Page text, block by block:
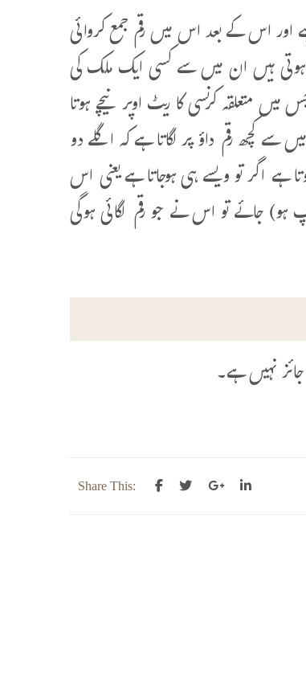
اس کے بعد اس میں رقم جمع کروائی
ہیں ان میں سے کسی ایک ملک کی
متعلقہ کرنسی کا ریٹ اوپر نیچے ہوتا
سے کچھ رقم داؤ پر لگاتا ہے کہ اگلے دو
ہے اگر تو ویسے ہی ہوجاتا ہے یعنی اس
جائے تو اس نے جو رقم لگائی ہوگی
نہیں ہے۔
Share This: